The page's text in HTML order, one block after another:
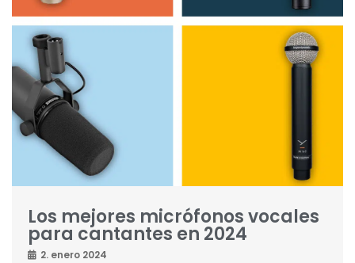
Los mejores micrófonos vocales
para cantantes en 2024
2. enero 2024